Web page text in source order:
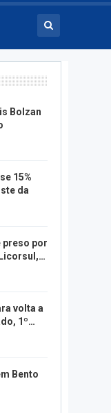
Bolzan
15%
da
preso por
volta a
1º…
Bento